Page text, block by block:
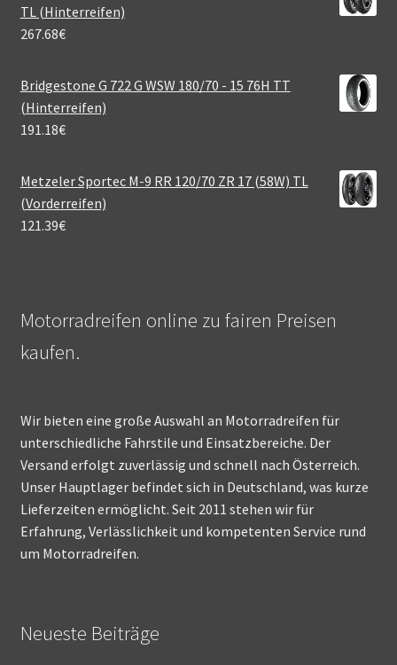
TL (Hinterreifen)
267.68€
Bridgestone G 722 G WSW 180/70 - 15 76H TT
(Hinterreifen)
191.18€
Metzeler Sportec M-9 RR 120/70 ZR 17 (58W) TL
(Vorderreifen)
121.39€
Motorradreifen online zu fairen Preisen
kaufen.
Wir bieten eine große Auswahl an Motorradreifen für
unterschiedliche Fahrstile und Einsatzbereiche. Der
Versand erfolgt zuverlässig und schnell nach Österreich.
Unser Hauptlager befindet sich in Deutschland, was kurze
Lieferzeiten ermöglicht. Seit 2011 stehen wir für
Erfahrung, Verlässlichkeit und kompetenten Service rund
um Motorradreifen.
Neueste Beiträge